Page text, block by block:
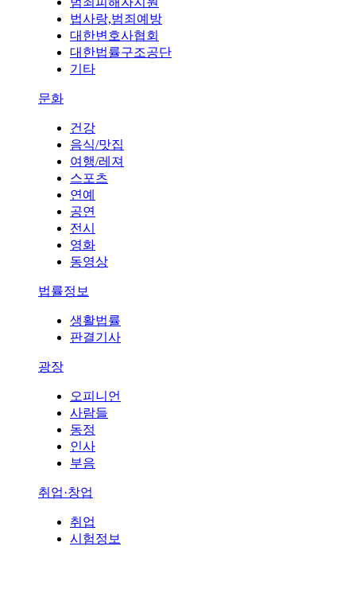
법사랑,범죄예방
대한변호사협회
대한법률구조공단
기타
문화
건강
음식/맛집
여행/레져
스포츠
연예
공연
전시
영화
동영상
법률정보
생활법률
판결기사
광장
오피니언
사람들
동정
인사
부음
취업·창업
취업
시험정보